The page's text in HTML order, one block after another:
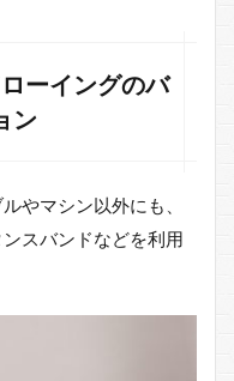
ーイングのバ
ン
やマシン以外にも、
スバンドなどを利用